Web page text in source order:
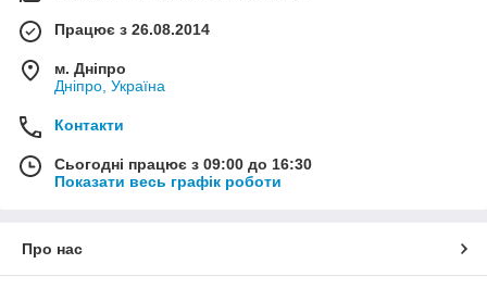
Працює з 26.08.2014
м. Дніпро
Дніпро, Україна
Контакти
Сьогодні працює з 09:00 до 16:30
Показати весь графік роботи
Про нас